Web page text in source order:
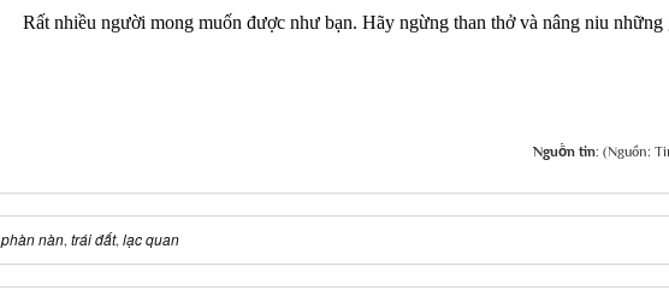
Rất nhiều người mong muốn được như bạn. Hãy ngừng than thở và nâng niu những
Nguồn tin: (Nguồn:
phàn nàn, trái đất, lạc quan